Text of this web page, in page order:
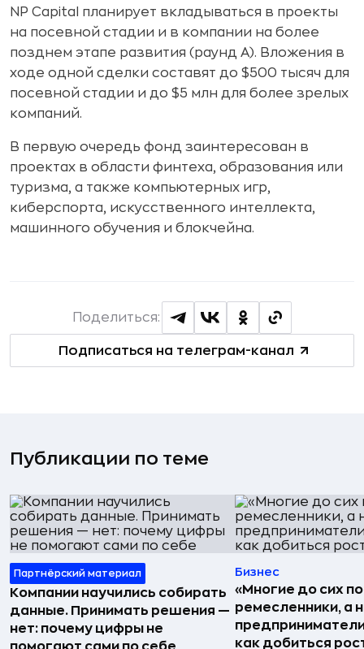
NP Capital планирует вкладываться в проекты
на посевной стадии и в компании на более
позднем этапе развития (раунд А). Вложения в
ходе одной сделки составят до $500 тысяч для
посевной стадии и до $5 млн для более зрелых
компаний.
В первую очередь фонд заинтересован в
проектах в области финтеха, образования или
туризма, а также компьютерных игр,
киберспорта, искусственного интеллекта,
машинного обучения и блокчейна.
Подписаться на телеграм-канал
Поделиться:
Публикации по теме
Партнёрский материал
Компании научились собирать
данные. Принимать решения —
нет: почему цифры не
Бизнес
«Многие до сих
ремесленники, а
как добиться